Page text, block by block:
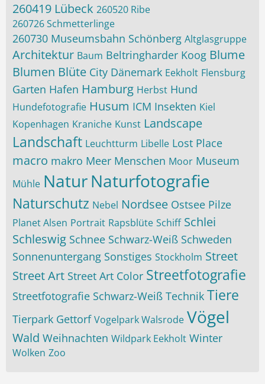
260419 Lübeck 260520 Ribe
260726 Schmetterlinge
260730 Museumsbahn Schönberg Altglasgruppe
Architektur Baum Beltringharder Koog Blume
Blumen Blüte City Dänemark Eekholt Flensburg
Garten Hafen Hamburg Herbst Hund
Hundefotografie Husum ICM Insekten Kiel
Kopenhagen Kraniche Kunst Landscape
Landschaft Leuchtturm Libelle Lost Place
macro makro Meer Menschen Moor Museum
Mühle NaturNaturfotografie
Naturschutz Nebel Nordsee Ostsee Pilze
Planet Alsen Portrait Rapsblüte Schiff Schlei
Schleswig Schnee Schwarz-Weiß Schweden
Sonnenuntergang Sonstiges Stockholm Street
Street Art Street Art Color Streetfotografie
Streetfotografie Schwarz-Weiß Technik Tiere
Tierpark Gettorf Vogelpark Walsrode Vögel
Wald Weihnachten Wildpark Eekholt Winter
Wolken Zoo